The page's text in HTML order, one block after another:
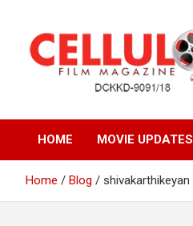
content
celluloid
HOME MOVIE UPDATES
Home Blog shivakarthikeyan